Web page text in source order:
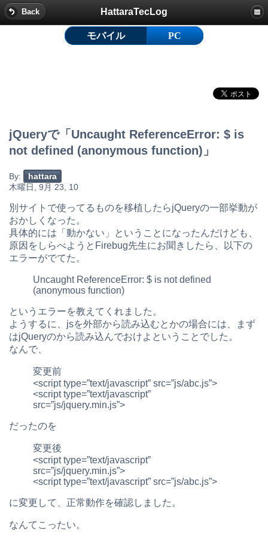
Back HattaraTecLog
jQueryで「Uncaught ReferenceError: $ is
not defined (anonymous function)」
By:
hattara
木曜日, 9月 23, 10
別サイトで使ってるものを移植したらjQueryの一部挙動が
おかしくなった。
具体的には「動かない」ということになったんだけども、
原因をしらべようとFirebug先生にお聞きしたら、以下の
エラーがでてた。
Uncaught ReferenceError: $ is not defined
(anonymous function)
というエラーを教えてくれました。
ようするに、jsを外部から読み込むとかの場合には、まず
はjQueryのから読み込んでおけよということでした。
なんで、
変更前
<script type=”text/javascript” src=”js/abc.js”>
<script type=”text/javascript”
src=”js/jquery.min.js”>
だったのを
変更後
<script type=”text/javascript”
src=”js/jquery.min.js”>
<script type=”text/javascript” src=”js/abc.js”>
に変更して、正常動作を確認しました。
なんてこったい。
モバイル PC